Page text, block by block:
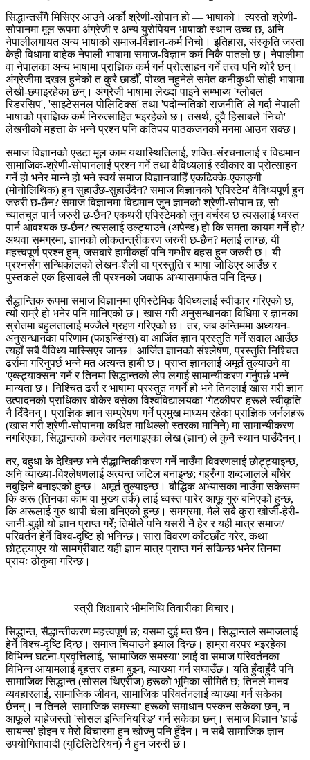
सिद्धान्तसँगै मिसिएर आउने अर्को श्रेणी-सोपान हो — भाषाको। त्यस्तो श्रेणी-
सोपानमा मूल रूपमा अंग्रेजी र अन्य युरोपियन भाषाको स्थान उच्च छ, अनि
नेपालीलगायत अन्य भाषाको समाज-विज्ञान-कर्म निचो। इतिहास, संस्कृति जस्ता
केही विधामा बाहेक नेपाली भाषामा समाज-विज्ञान कर्म निकै पातलो छ। नेपालीमा
वा नेपालका अन्य भाषामा प्राज्ञिक कर्म गर्न प्रोत्साहन गर्ने तत्त्व पनि थोरै छन्।
अंग्रेजीमा दखल हुनेको त कुरै छाडौँ, पोख्त नहुनेले समेत कनीकुथी सोही भाषामा
लेखी-छपाइरहेका छन्। अंग्रेजी भाषामा लेख्दा पाइने सम्भाब्य 'ग्लोबल
रिडरसिप', 'साइटेसनल पोलिटिक्स' तथा 'पदोन्नतिको राजनीति' ले गर्दा नेपाली
भाषाको प्राज्ञिक कर्म निरुत्साहित भइरहेको छ। तसर्थ, दुवै हिसाबले 'निचो'
लेखनीको महत्ता के भन्ने प्रश्न पनि कतिपय पाठकजनको मनमा आउन सक्छ।
समाज विज्ञानको एउटा मूल काम यथास्थितिलाई, शक्ति-संरचनालाई र विद्यमान
सामाजिक-श्रेणी-सोपानलाई प्रश्न गर्ने तथा वैविध्यलाई स्वीकार वा प्रोत्साहन
गर्ने हो भनेर मान्ने हो भने स्वयं समाज विज्ञानचाहिँ एकढिक्के-एकाङ्गी
(मोनोलिथिक) हुन सुहाउँछ-सुहाउँदैन? समाज विज्ञानको 'एपिस्टेम' वैविध्यपूर्ण हुन
जरुरी छ-छैन? समाज विज्ञानमा विद्यमान जुन ज्ञानको श्रेणी-सोपान छ, सो
च्यातचुत पार्न जरुरी छ-छैन? एकथरी एपिस्टेमको जुन वर्चस्व छ त्यसलाई ध्वस्त
पार्न आवश्यक छ-छैन? त्यसलाई उल्ट्याउने (अपेन्ड) हो कि समता कायम गर्ने हो?
अथवा समग्रमा, ज्ञानको लोकतन्त्रीकरण जरुरी छ-छैन? मलाई लाग्छ, यी
महत्त्वपूर्ण प्रश्न हुन्, जसबारे हामीकहाँ पनि गम्भीर बहस हुन जरुरी छ। यी
प्रश्नसँग सन्धिकालको लेखन-शैली वा प्रस्तुति र भाषा जोडिएर आउँछ र
पुस्तकले एक हिसाबले ती प्रश्नको जवाफ अभ्यासमार्फत पनि दिन्छ।
सैद्धान्तिक रूपमा समाज विज्ञानमा एपिस्टेमिक वैविध्यलाई स्वीकार गरिएको छ,
त्यो राम्रै हो भनेर पनि मानिएको छ। खास गरी अनुसन्धानका विधिमा र ज्ञानका
स्रोतमा बहुलतालाई मज्जैले ग्रहण गरिएको छ। तर, जब अन्तिममा अध्ययन-
अनुसन्धानका परिणाम (फाइन्डिंग्स) वा आर्जित ज्ञान प्रस्तुति गर्ने सवाल आउँछ
त्यहाँ सबै वैविध्य मास्सिएर जान्छ। आर्जित ज्ञानको संश्लेषण, प्रस्तुति निश्चित
ढर्रामा गरिनुपर्छ भन्ने मत अत्यन्त हाबी छ। प्राप्त ज्ञानलाई अमूर्त तुल्याउने वा
'एब्स्ट्र्याक्सन' गर्ने र तिनमा सिद्धान्तको लेप लगाई सामान्यीकरण गर्नुपर्छ भन्ने
मान्यता छ। निश्चित ढर्रा र भाषामा प्रस्तुत नगर्ने हो भने तिनलाई खास गरी ज्ञान
उत्पादनको प्राधिकार बोकेर बसेका विश्वविद्यालयका 'गेटकीपर' हरूले स्वीकृति
नै दिँदैनन्। प्राज्ञिक ज्ञान सम्प्रेषण गर्ने प्रमुख माध्यम रहेका प्राज्ञिक जर्नलहरू
(खास गरी श्रेणी-सोपानमा कथित माथिल्लो स्तरका मानिने) मा सामान्यीकरण
नगरिएका, सिद्धान्तको कलेवर नलगाइएका लेख (ज्ञान) ले कुनै स्थान पाउँदैनन्।
तर, बहुधा के देखिन्छ भने सैद्धान्तिकीकरण गर्ने नाउँमा विवरणलाई छोट्ट्याइन्छ,
अनि व्याख्या-विश्लेषणलाई अत्यन्त जटिल बनाइन्छ; गह्रुँगा शब्दजालले बाँधेर
नबुझिने बनाइएको हुन्छ। अमूर्त तुल्याइन्छ। बौद्धिक अभ्यासका नाउँमा सकेसम्म
कि अरू (तिनका काम वा मुख्य तर्क) लाई ध्वस्त पारेर आफू गुरु बनिएको हुन्छ,
कि अरूलाई गुरु थापी चेला बनिएको हुन्छ। समग्रमा, मैले सबै कुरा खोजी-हेरी-
जानी-बुझी यो ज्ञान प्राप्त गरेँ; तिमीले पनि यसरी नै हेर र यही मात्र समाज/
परिवर्तन हेर्ने विश्व-दृष्टि हो भनिन्छ। सारा विवरण काँटछाँट गरेर, कथा
छोट्ट्याएर यो सामग्रीबाट यही ज्ञान मात्र प्राप्त गर्न सकिन्छ भनेर तिनमा
प्रायः ठोकुवा गरिन्छ।
स्त्री शिक्षाबारे भीमनिधि तिवारीका विचार।
सिद्धान्त, सैद्धान्तीकरण महत्त्वपूर्ण छ; यसमा दुई मत छैन। सिद्धान्तले समाजलाई
हेर्ने विश्च-दृष्टि दिन्छ। समाज चियाउने झ्याल दिन्छ। हाम्रा वरपर भइरहेका
विभिन्न घटना-प्रवृत्तिलाई, 'सामाजिक समस्या' लाई वा समाज परिवर्तनका
विभिन्न आयामलाई बृहत्तर तहमा बुझ्न, व्याख्या गर्न सघाउँछ। यति हुँदाहुँदै पनि
सामाजिक सिद्धान्त (सोसल थिएरीज) हरूको भूमिका सीमितै छ; तिनले मानव
व्यवहारलाई, सामाजिक जीवन, सामाजिक परिवर्तनलाई व्याख्या गर्न सकेका
छैनन्। न तिनले 'सामाजिक समस्या' हरूको समाधान पस्कन सकेका छन्, न
आफूले चाहेजस्तो 'सोसल इन्जिनियरिङ' गर्न सकेका छन्। समाज विज्ञान 'हार्ड
सायन्स' होइन र मेरो विचारमा हुन खोज्नु पनि हुँदैन। न सबै सामाजिक ज्ञान
उपयोगितावादी (युटिलिटेरियन) नै हुन जरुरी छ।